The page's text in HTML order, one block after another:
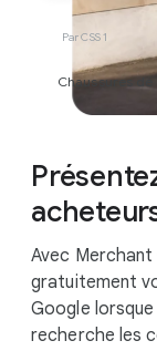
Avec
gratuitement
Google
recherche les
Chaussures de
Par CSS 1